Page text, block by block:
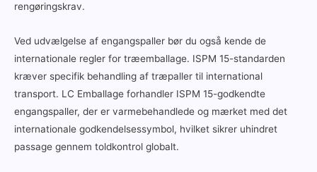
rengøringskrav.
Ved udvælgelse af engangspaller bør du også kende de
internationale regler for træemballage. ISPM 15-standarden
kræver specifik behandling af træpaller til international
transport. LC Emballage forhandler ISPM 15-godkendte
engangspaller, der er varmebehandlede og mærket med det
internationale godkendelsessymbol, hvilket sikrer uhindret
passage gennem toldkontrol globalt.